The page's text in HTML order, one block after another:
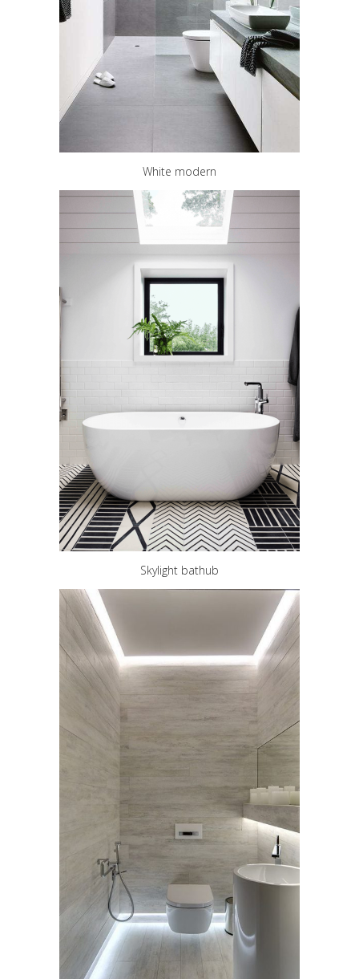
White modern
Skylight bathub